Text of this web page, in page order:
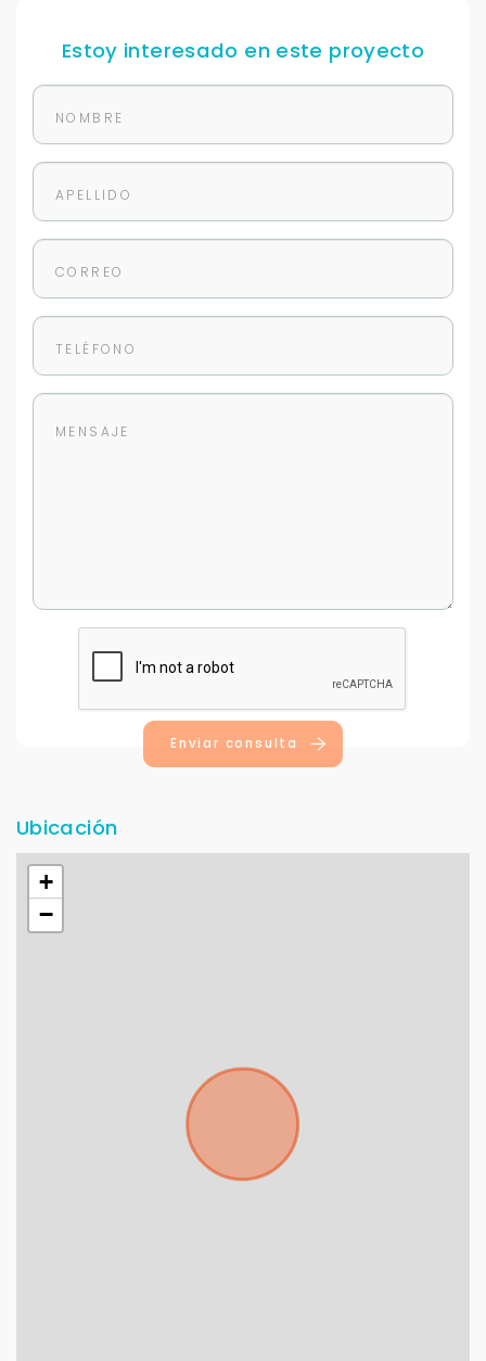
Estoy interesado en este proyecto
Enviar consulta
Ubicación
+
−
Para responderte
mejor y más rápido
Déjanos tus datos para identificar tu consulta en el
sistema de gestión de clientes.